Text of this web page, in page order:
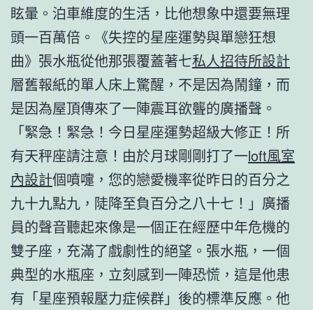
眩暈。泊車維度的生活，比他想象中還要無理
頭一百萬倍。《失控的星座運勢與單戀狂想
曲》張水瓶從他那張覆蓋著七私人招待所設計
層舊報紙的單人床上驚醒，不是因為鬧鐘，而
是因為屋頂傳來了一陣震耳欲聾的廣播聲。
「緊急！緊急！今日星座運勢超級大修正！所
有天秤座請注意！由於月球剛剛打了一loft風室
內設計個噴嚏，您的戀愛機率從昨日的百分之
九十九點九，陡降至負百分之八十七！」廣播
員的聲音聽起來像是一個正在經歷中年危機的
雙子座，充滿了戲劇性的絕望。張水瓶，一個
典型的水瓶座，立刻感到一陣恐慌，這是他患
有「星座預報壓力症候群」後的標準反應。他